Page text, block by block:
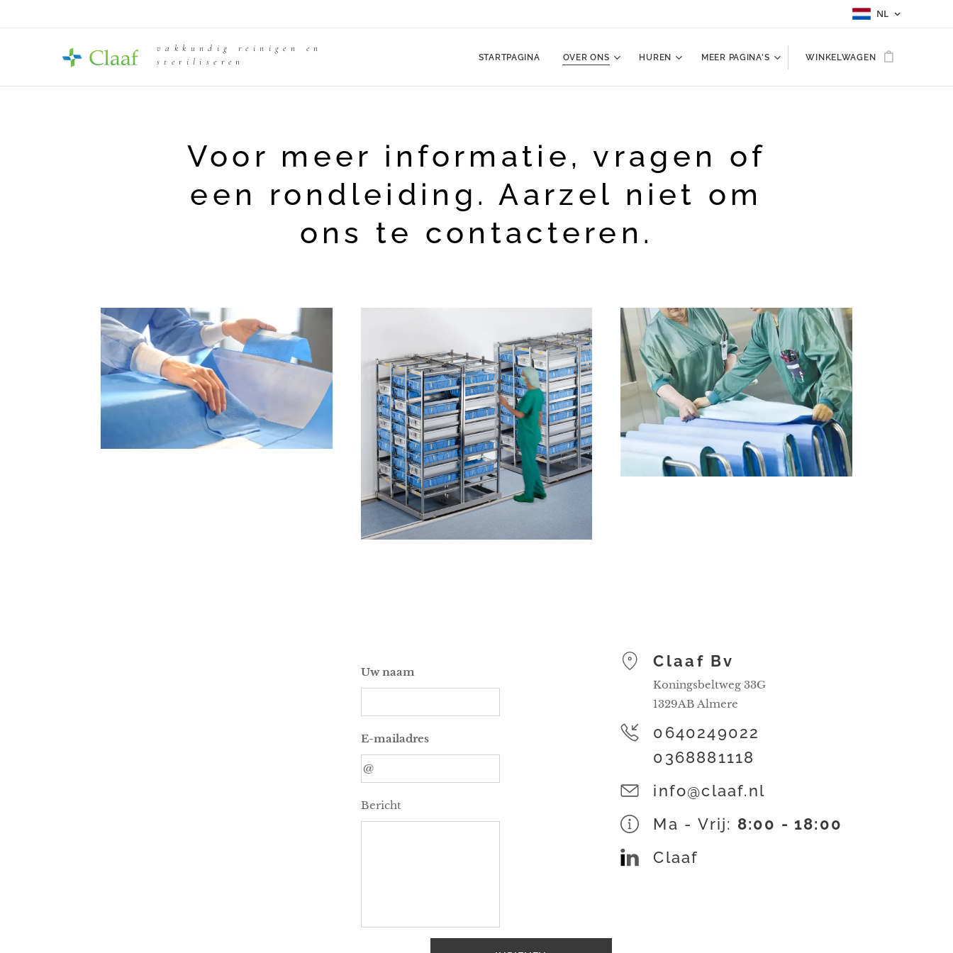
NL
vakkundig reinigen en
steriliseren
STARTPAGINA OVER ONS HUREN MEER PAGINA'S WINKELWAGEN
Voor meer informatie, vragen of
een rondleiding. Aarzel niet om
ons te contacteren.
Uw naam
E-mailadres
Bericht
Claaf Bv
Koningsbeltweg 33G
1329AB Almere
0640249022
0368881118
info@claaf.nl
Ma - Vrij: 8:00 - 18:00
Claaf